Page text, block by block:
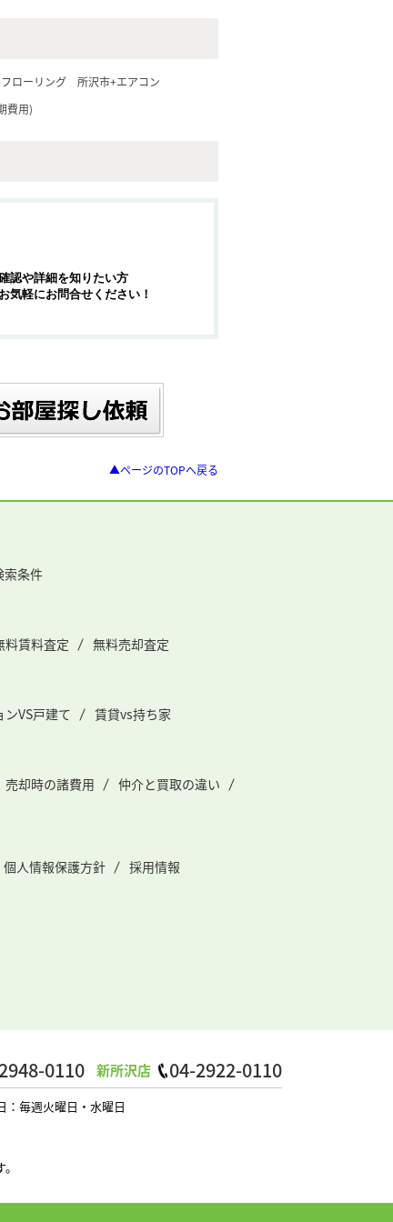
ローリング
所沢市+エアコン
費用)
認や詳細を知りたい方
気軽にお問合せください！
▲ページのTOPへ戻る
索条件
料賃料査定 無料売却査定
ンVS戸建て 賃貸vs持ち家
売却時の諸費用
仲介と買取の違い
個人情報保護方針 採用情報
0110 新所沢店 04-2922-0110
毎週火曜日・水曜日